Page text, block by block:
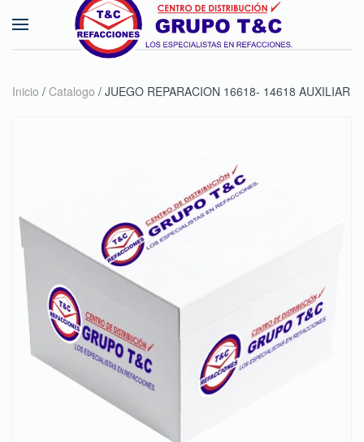
Skip to main content
Inicio / Catalogo / JUEGO REPARACION 16618- 14618 AUXILIAR